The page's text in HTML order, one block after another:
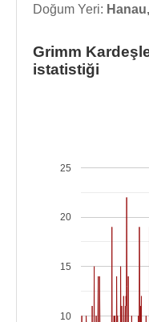
Doğum Yeri:
Grimm
istatistiği
10
15
20
25